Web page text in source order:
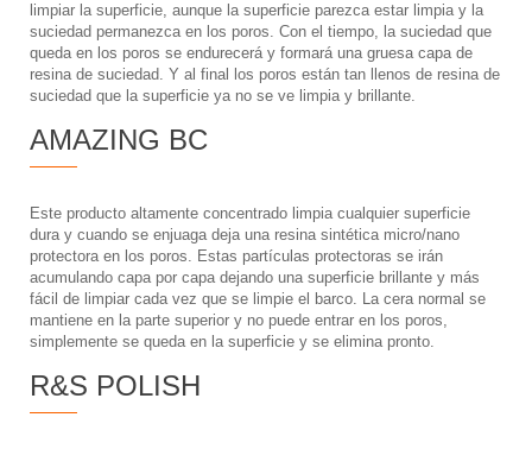
limpiar la superficie, aunque la superficie parezca estar limpia y la
suciedad permanezca en los poros. Con el tiempo, la suciedad que
queda en los poros se endurecerá y formará una gruesa capa de
resina de suciedad. Y al final los poros están tan llenos de resina de
suciedad que la superficie ya no se ve limpia y brillante.
AMAZING BC
Este producto altamente concentrado limpia cualquier superficie
dura y cuando se enjuaga deja una resina sintética micro/nano
protectora en los poros. Estas partículas protectoras se irán
acumulando capa por capa dejando una superficie brillante y más
fácil de limpiar cada vez que se limpie el barco. La cera normal se
mantiene en la parte superior y no puede entrar en los poros,
simplemente se queda en la superficie y se elimina pronto.
R&S POLISH